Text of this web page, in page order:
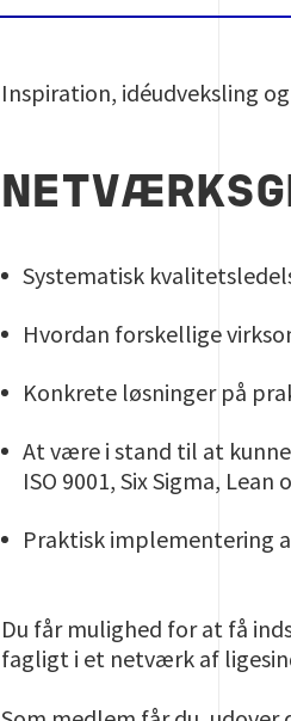
Inspiration, idéudveksling
Systematisk
Hvordan forskellige
Konkrete løsninger på
At være i stand til at
ISO 9001, Six Sigma, Lean
Praktisk implementering
Du får mulighed for at få
fagligt i et netværk af